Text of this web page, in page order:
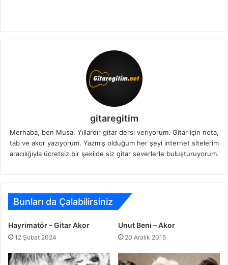
gitaregitim
Merhaba, ben Musa. Yıllardır gitar dersi veriyorum. Gitar için nota,
tab ve akor yazıyorum. Yazmış olduğum her şeyi internet sitelerim
aracılığıyla ücretsiz bir şekilde siz gitar severlerle buluşturuyorum.
Bunları da Çalabilirsiniz
Hayrimatör – Gitar Akor
12 Şubat 2024
Unut Beni – Akor
20 Aralık 2015